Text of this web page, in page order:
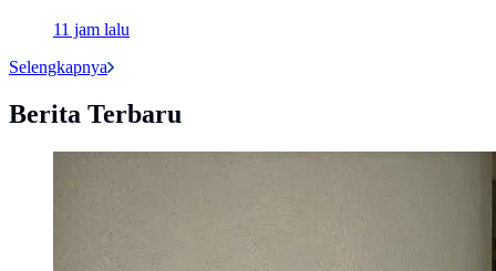
11 jam lalu
Selengkapnya
Berita Terbaru